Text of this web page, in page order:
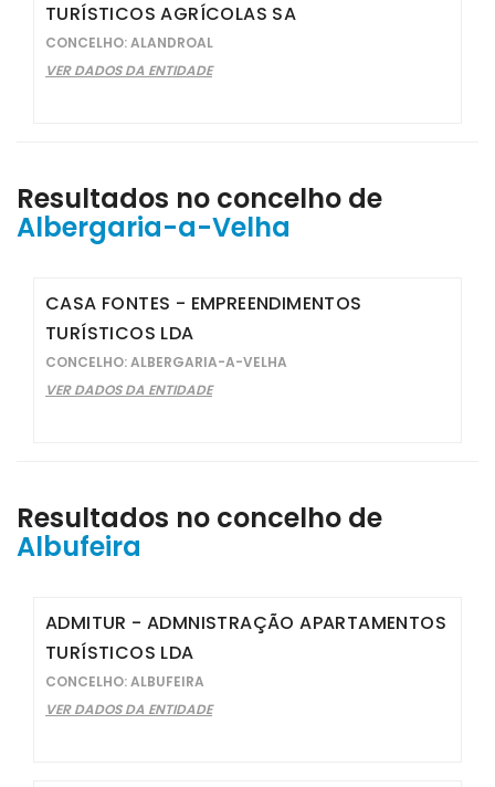
TURÍSTICOS AGRÍCOLAS SA
CONCELHO: ALANDROAL
VER DADOS DA ENTIDADE
Resultados no concelho de
Albergaria-a-Velha
CASA FONTES - EMPREENDIMENTOS
TURÍSTICOS LDA
CONCELHO: ALBERGARIA-A-VELHA
VER DADOS DA ENTIDADE
Resultados no concelho de
Albufeira
ADMITUR - ADMNISTRAÇÃO APARTAMENTOS
TURÍSTICOS LDA
CONCELHO: ALBUFEIRA
VER DADOS DA ENTIDADE